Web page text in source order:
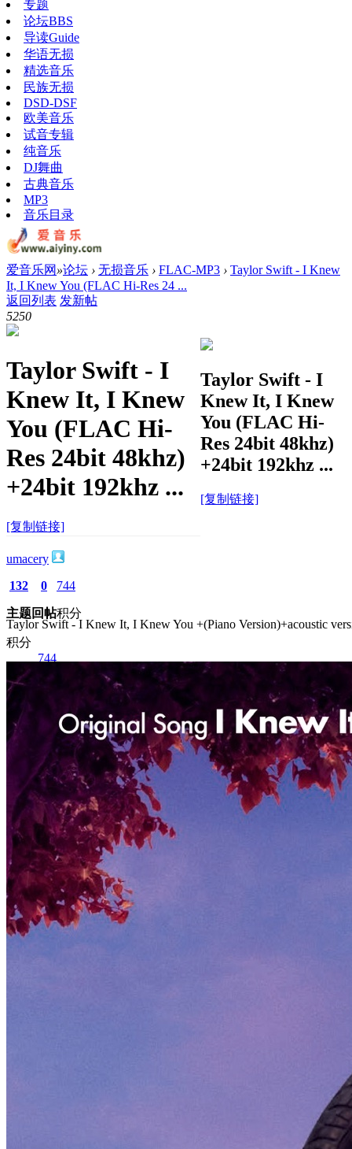
专题
论坛BBS
导读Guide
华语无损
精选音乐
民族无损
DSD-DSF
欧美音乐
试音专辑
纯音乐
DJ舞曲
古典音乐
MP3
音乐目录
爱音乐网 »论坛 › 无损音乐 › FLAC-MP3 › Taylor Swift - I Knew
It, I Knew You (FLAC Hi-Res 24 ...
返回列表 发新帖
5250
Taylor Swift - I
Knew It, I Knew
You (FLAC Hi-
Res 24bit 48khz)
+24bit 192khz ...
[复制链接]
Taylor Swift - I
Knew It, I Knew
You (FLAC Hi-
Res 24bit 48khz)
+24bit 192khz ...
[复制链接]
umacery
132
主题
0
回帖
744
积分
积分
744
2026-6-27 16:33:15 显示全部楼层
525
Taylor Swift - I Knew It, I Knew You +(Piano Version)+acoustic